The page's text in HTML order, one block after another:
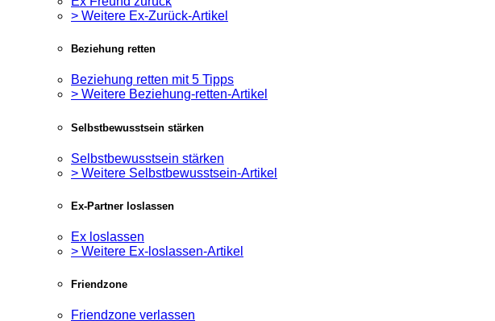
> Weitere Ex-Zurück-Artikel
Beziehung retten
Beziehung retten mit 5 Tipps
> Weitere Beziehung-retten-Artikel
Selbstbewusstsein stärken
Selbstbewusstsein stärken
> Weitere Selbstbewusstsein-Artikel
Ex-Partner loslassen
Ex loslassen
> Weitere Ex-loslassen-Artikel
Friendzone
Friendzone verlassen